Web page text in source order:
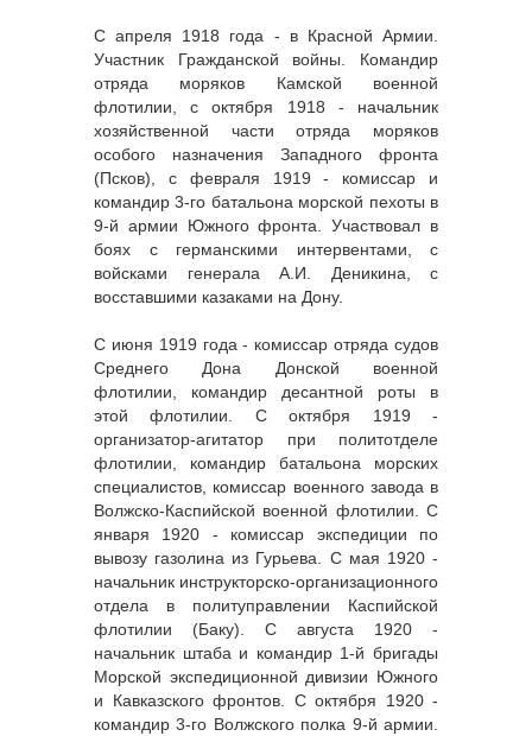
С апреля 1918 года - в Красной Армии.
Участник Гражданской войны. Командир
отряда моряков Камской военной
флотилии, с октября 1918 - начальник
хозяйственной части отряда моряков
особого назначения Западного фронта
(Псков), с февраля 1919 - комиссар и
командир 3-го батальона морской пехоты в
9-й армии Южного фронта. Участвовал в
боях с германскими интервентами, с
войсками генерала А.И. Деникина, с
восставшими казаками на Дону.
С июня 1919 года - комиссар отряда судов
Среднего Дона Донской военной
флотилии, командир десантной роты в
этой флотилии. С октября 1919 -
организатор-агитатор при политотделе
флотилии, командир батальона морских
специалистов, комиссар военного завода в
Волжско-Каспийской военной флотилии. С
января 1920 - комиссар экспедиции по
вывозу газолина из Гурьева. С мая 1920 -
начальник инструкторско-организационного
отдела в политуправлении Каспийской
флотилии (Баку). С августа 1920 -
начальник штаба и командир 1-й бригады
Морской экспедиционной дивизии Южного
и Кавказского фронтов. С октября 1920 -
командир 3-го Волжского полка 9-й армии.